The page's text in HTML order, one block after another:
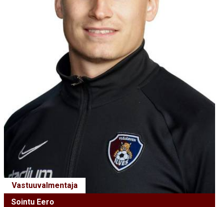
Vastuuvalmentaja
Sointu Eero